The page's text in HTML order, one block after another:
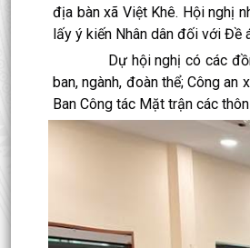
địa bàn xã Việt Khê. Hội nghị
lấy ý kiến Nhân dân đối với Đề
Dự hội nghị có các đồng
ban, ngành, đoàn thể; Công an
Ban Công tác Mặt trận các